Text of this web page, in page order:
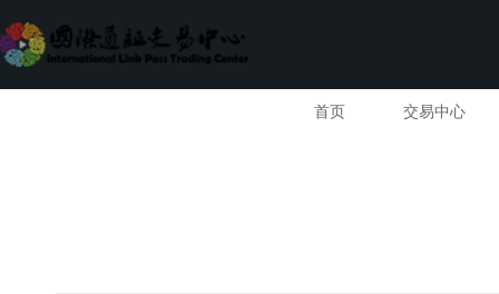
首页 交易中心